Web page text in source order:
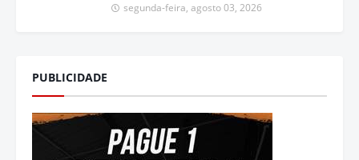
segunda-feira, agosto 03, 2026
PUBLICIDADE